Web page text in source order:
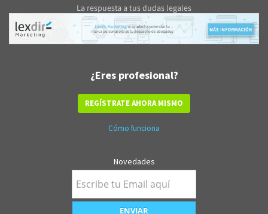
¿Eres profesional?
REGÍSTRATE AHORA MISMO
Cómo funciona
Novedades